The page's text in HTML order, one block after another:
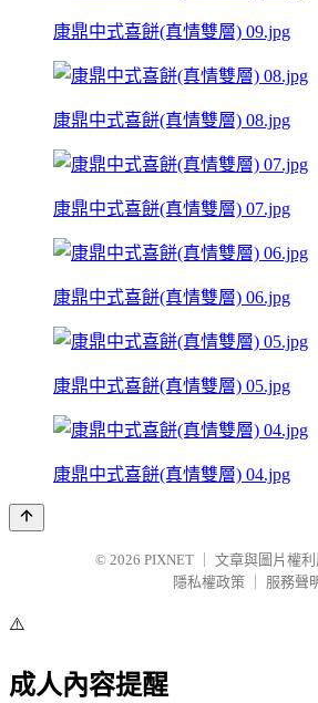
康鼎中式喜餅(真情雙層) 09.jpg
康鼎中式喜餅(真情雙層) 08.jpg
康鼎中式喜餅(真情雙層) 07.jpg
康鼎中式喜餅(真情雙層) 06.jpg
康鼎中式喜餅(真情雙層) 05.jpg
康鼎中式喜餅(真情雙層) 04.jpg
© 2026 PIXNET
文章與圖片權
隱私權政策
服務聲
⚠️
成人內容提醒